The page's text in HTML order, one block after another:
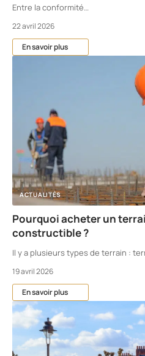
Entre la conformité…
22 avril 2026
En savoir plus
ACTUALITÉS
Pourquoi acheter un
constructible ?
Il y a plusieurs types de terrain :
19 avril 2026
En savoir plus